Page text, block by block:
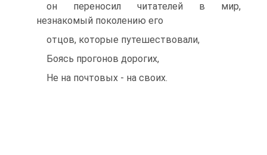
он переносил читателей в мир,
незнакомый поколению его
отцов, которые путешествовали,
Боясь прогонов дорогих,
Не на почтовых - на своих.